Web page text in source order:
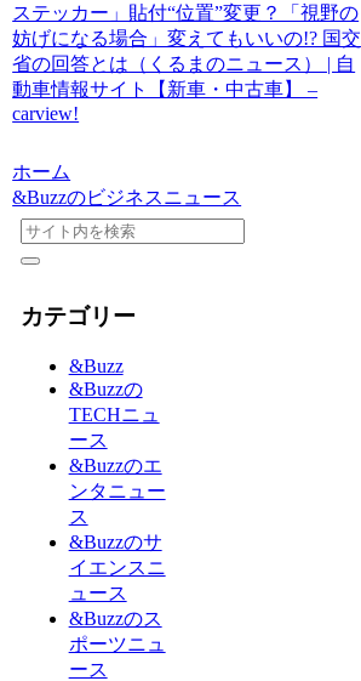
ステッカー」貼付“位置”変更？「視野の
妨げになる場合」変えてもいいの!? 国交
省の回答とは（くるまのニュース） | 自
動車情報サイト【新車・中古車】 –
carview!
ホーム
&Buzzのビジネスニュース
カテゴリー
&Buzz
&Buzzの
TECHニュ
ース
&Buzzのエ
ンタニュー
ス
&Buzzのサ
イエンスニ
ュース
&Buzzのス
ポーツニュ
ース